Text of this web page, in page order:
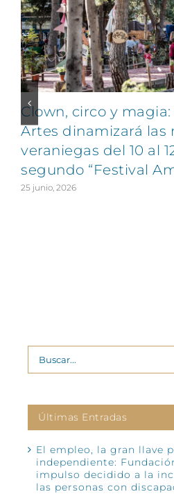
Clown, circo y
Artes dinamizará las
veraniegas del 10 al
segundo “Festival
25 junio, 2026
Buscar:
Últimas Entradas
El empleo, la gran llave
independiente:
impulso decidido a la
las personas con